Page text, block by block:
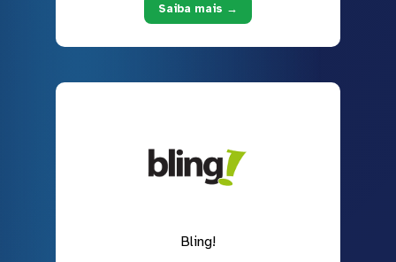
Saiba mais →
Bling!